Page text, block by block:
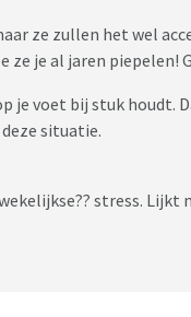
ze zullen het wel
je al jaren piepelen!
je voet bij stuk houdt.
situatie.
stress. Lijkt